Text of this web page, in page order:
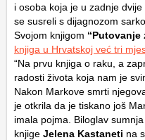
i osoba koja je u zadnje
se susreli s dijagnozom
Svojom knjigom “Putovanje
knjiga u Hrvatskoj već tri
“Na prvu knjiga o raku, a
radosti života koja nam je
Nakon Markove smrti
je otkrila da je tiskano još
imala pojma. Biloglav
knjige Jelena Kastaneti na